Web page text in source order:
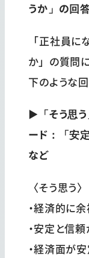
うか」の回
「正社員に
か」の質問
下のような
▶「そう思
ード：「安
など
〈そう思う〉
・経済的に
・安定と信
・経済面が